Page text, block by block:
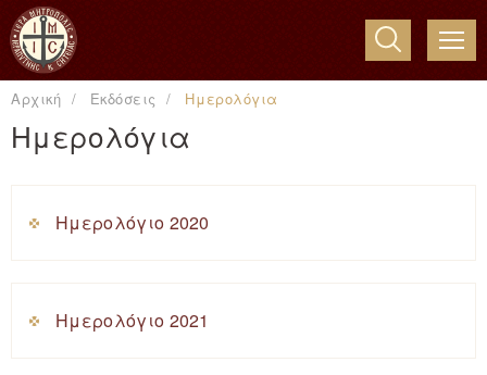
Αρχική Εκδόσεις Ημερολόγια
Ημερολόγια
Ημερολόγιο 2020
Ημερολόγιο 2021